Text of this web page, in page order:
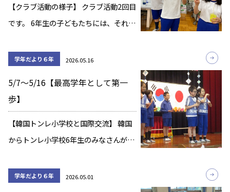
【クラブ活動の様子】 クラブ活動2回目
です。 6年生の子どもたちには、それぞ
表してほしいです。 「バドミントン」
遊び」 「英語＆歴史ウォーキング」
[…]
学年だより６年 2026.05.16
5/7～5/16【最高学年として第一
歩】
【韓国トンレ小学校と国際交流】 韓国
からトンレ小学校6年生のみなさんが、
を楽しみにしていた６年生。直接顔を
学年だより６年 2026.05.01